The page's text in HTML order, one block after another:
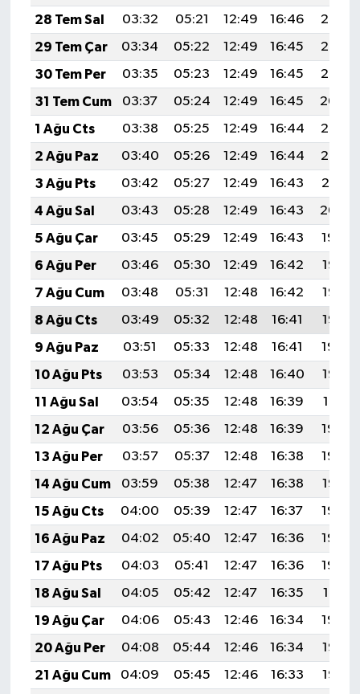
28 Tem Sal
03:32 05:21 12:49 16:46
20:07
29 Tem Çar
03:34 05:22 12:49 16:45
20:06
30 Tem Per
03:35 05:23 12:49 16:45
20:05
31 Tem Cum
03:37 05:24 12:49 16:45
20:04
1 Ağu Cts
03:38 05:25 12:49 16:44
20:03
2 Ağu Paz
03:40 05:26 12:49 16:44
20:02
3 Ağu Pts
03:42 05:27 12:49 16:43
20:01
4 Ağu Sal
03:43 05:28 12:49 16:43
20:00
5 Ağu Çar
03:45 05:29 12:49 16:43
19:59
6 Ağu Per
03:46 05:30 12:49 16:42
19:57
7 Ağu Cum
03:48 05:31 12:48 16:42
19:56
8 Ağu Cts
03:49 05:32 12:48 16:41
19:55
9 Ağu Paz
03:51 05:33 12:48 16:41
19:54
10 Ağu Pts
03:53 05:34 12:48 16:40
19:52
11 Ağu Sal
03:54 05:35 12:48 16:39
19:51
12 Ağu Çar
03:56 05:36 12:48 16:39
19:50
13 Ağu Per
03:57 05:37 12:48 16:38
19:48
14 Ağu Cum
03:59 05:38 12:47 16:38
19:47
15 Ağu Cts
04:00 05:39 12:47 16:37
19:46
16 Ağu Paz
04:02 05:40 12:47 16:36
19:44
17 Ağu Pts
04:03 05:41 12:47 16:36
19:43
18 Ağu Sal
04:05 05:42 12:47 16:35
19:41
19 Ağu Çar
04:06 05:43 12:46 16:34
19:40
20 Ağu Per
04:08 05:44 12:46 16:34
19:38
21 Ağu Cum
04:09 05:45 12:46 16:33
19:37